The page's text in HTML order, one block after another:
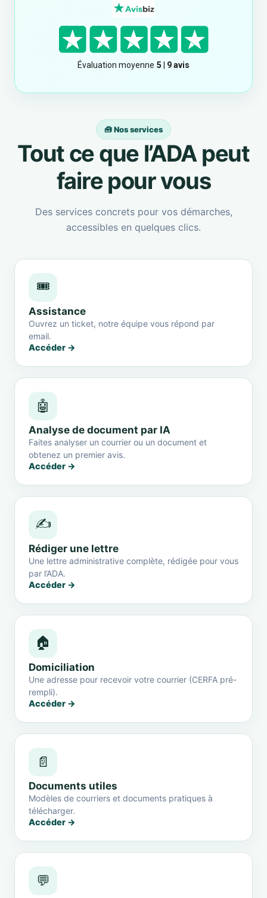
🧰 Nos services
Tout ce que l’ADA peut
faire pour vous
Des services concrets pour vos démarches,
accessibles en quelques clics.
🎟️
Assistance
Ouvrez un ticket, notre équipe vous répond par
email.
Accéder →
🤖
Analyse de document par IA
Faites analyser un courrier ou un document et
obtenez un premier avis.
Accéder →
✍️
Rédiger une lettre
Une lettre administrative complète, rédigée pour vous
par l’ADA.
Accéder →
🏠
Domiciliation
Une adresse pour recevoir votre courrier (CERFA pré-
rempli).
Accéder →
📄
Documents utiles
Modèles de courriers et documents pratiques à
télécharger.
Accéder →
💬